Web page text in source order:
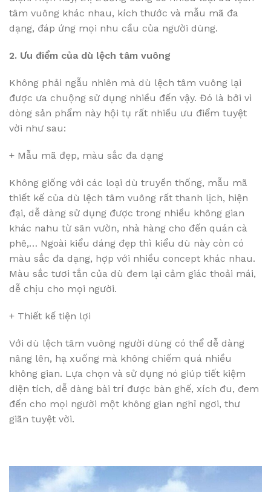
tâm vuông khác nhau, kích thước và mẫu mã đa
dạng, đáp ứng mọi nhu cầu của người dùng.
2. Ưu điểm của dù lệch tâm vuông
Không phải ngẫu nhiên mà dù lệch tâm vuông lại
được ưa chuộng sử dụng nhiều đến vậy. Đó là bởi vì
dòng sản phẩm này hội tụ rất nhiều ưu điểm tuyệt
vời như sau:
+ Mẫu mã đẹp, màu sắc đa dạng
Không giống với các loại dù truyền thống, mẫu mã
thiết kế của dù lệch tâm vuông rất thanh lịch, hiện
đại, dễ dàng sử dụng được trong nhiều không gian
khác nahu từ sân vườn, nhà hàng cho đến quán cà
phê,… Ngoài kiểu dáng đẹp thì kiểu dù này còn có
màu sắc đa dạng, hợp với nhiều concept khác nhau.
Màu sắc tươi tắn của dù đem lại cảm giác thoải mái,
dễ chịu cho mọi người.
+ Thiết kế tiện lợi
Với dù lệch tâm vuông người dùng có thể dễ dàng
nâng lên, hạ xuống mà không chiếm quá nhiều
không gian. Lựa chọn và sử dụng nó giúp tiết kiệm
diện tích, dễ dàng bài trí được bàn ghế, xích đu, đem
đến cho mọi người một không gian nghỉ ngơi, thư
giãn tuyệt vời.